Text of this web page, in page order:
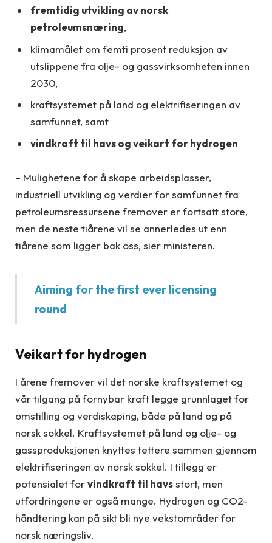
fremtidig utvikling av norsk
petroleumsnæring,
klimamålet om femti prosent reduksjon av
utslippene fra olje- og gassvirksomheten innen
2030,
kraftsystemet på land og elektrifiseringen av
samfunnet, samt
vindkraft til havs og veikart for hydrogen
– Mulighetene for å skape arbeidsplasser,
industriell utvikling og verdier for samfunnet fra
petroleumsressursene fremover er fortsatt store,
men de neste tiårene vil se annerledes ut enn
tiårene som ligger bak oss, sier ministeren.
Aiming for the first ever licensing
round
Veikart for hydrogen
I årene fremover vil det norske kraftsystemet og
vår tilgang på fornybar kraft legge grunnlaget for
omstilling og verdiskaping, både på land og på
norsk sokkel. Kraftsystemet på land og olje- og
gassproduksjonen knyttes tettere sammen gjennom
elektrifiseringen av norsk sokkel. I tillegg er
potensialet forvindkraft til havsstort, men
utfordringene er også mange. Hydrogen og CO2-
håndtering kan på sikt bli nye vekstområder for
norsk næringsliv.